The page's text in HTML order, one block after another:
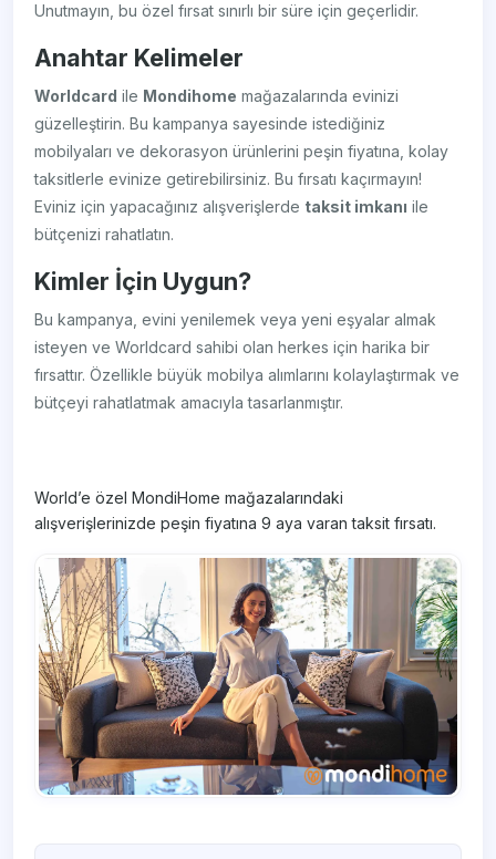
Unutmayın, bu özel fırsat sınırlı bir süre için geçerlidir.
Anahtar Kelimeler
Worldcard ile Mondihome mağazalarında evinizi
güzelleştirin. Bu kampanya sayesinde istediğiniz
mobilyaları ve dekorasyon ürünlerini peşin fiyatına, kolay
taksitlerle evinize getirebilirsiniz. Bu fırsatı kaçırmayın!
Eviniz için yapacağınız alışverişlerde taksit imkanı ile
bütçenizi rahatlatın.
Kimler İçin Uygun?
Bu kampanya, evini yenilemek veya yeni eşyalar almak
isteyen ve Worldcard sahibi olan herkes için harika bir
fırsattır. Özellikle büyük mobilya alımlarını kolaylaştırmak ve
bütçeyi rahatlatmak amacıyla tasarlanmıştır.
World’e özel MondiHome mağazalarındaki
alışverişlerinizde peşin fiyatına 9 aya varan taksit fırsatı.